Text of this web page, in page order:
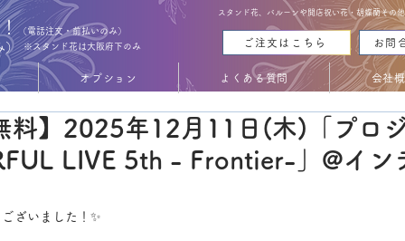
スタンド花、バルーンや開店祝い花・胡蝶蘭その
（電話注文・前払いのみ）
） ※スタンド花は大阪府下のみ ご注文はこちら お問
オプション よくある質問 会社
料】2025年12月11日(木)「プロ
LIVE 5th - Frontier-」@イン
ざいました！✨